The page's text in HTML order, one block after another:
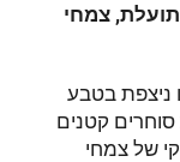
תועלת, צמחי
ניצפת בטבע
קטנים
של צמחי